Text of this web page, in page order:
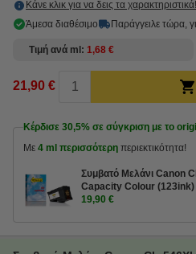
Κάνε κλικ για να δεις τα χαρακτηριστικά!
Άμεσα διαθέσιμο
Παράγγειλε τώρα,
Τιμή ανά ml 1,68 €
21,90 €
Κέρδισε 30,5% σε σύγκριση με το
Με 4 ml περισσότερη περιεκτικότητα!
Συμβατό Μελάνι Canon
Capacity Colour (123ink)
19,90 €